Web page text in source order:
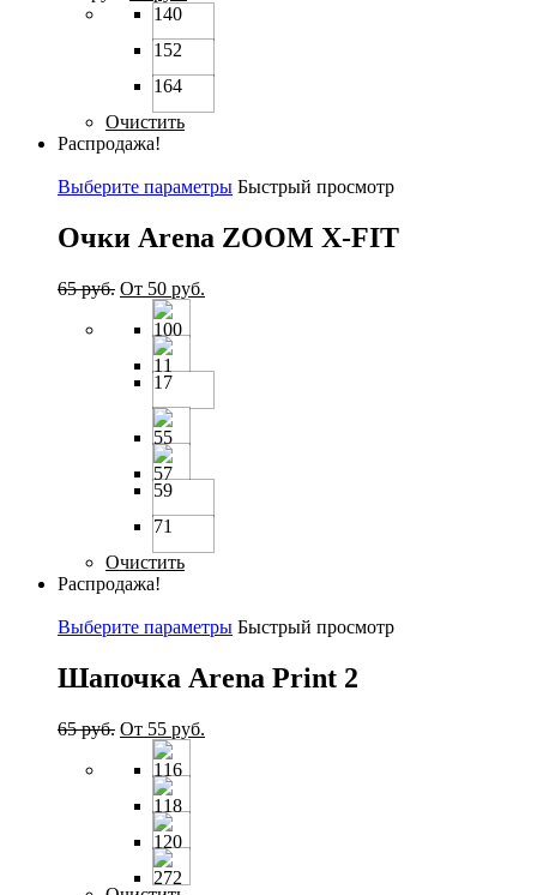
140
152
164
Очистить
Распродажа!
Выберите параметры Быстрый просмотр
Очки Arena ZOOM X-FIT
65руб. От 50 руб.
17
59
71
Очистить
Распродажа!
Выберите параметры Быстрый просмотр
Шапочка Arena Print 2
65руб. От 55 руб.